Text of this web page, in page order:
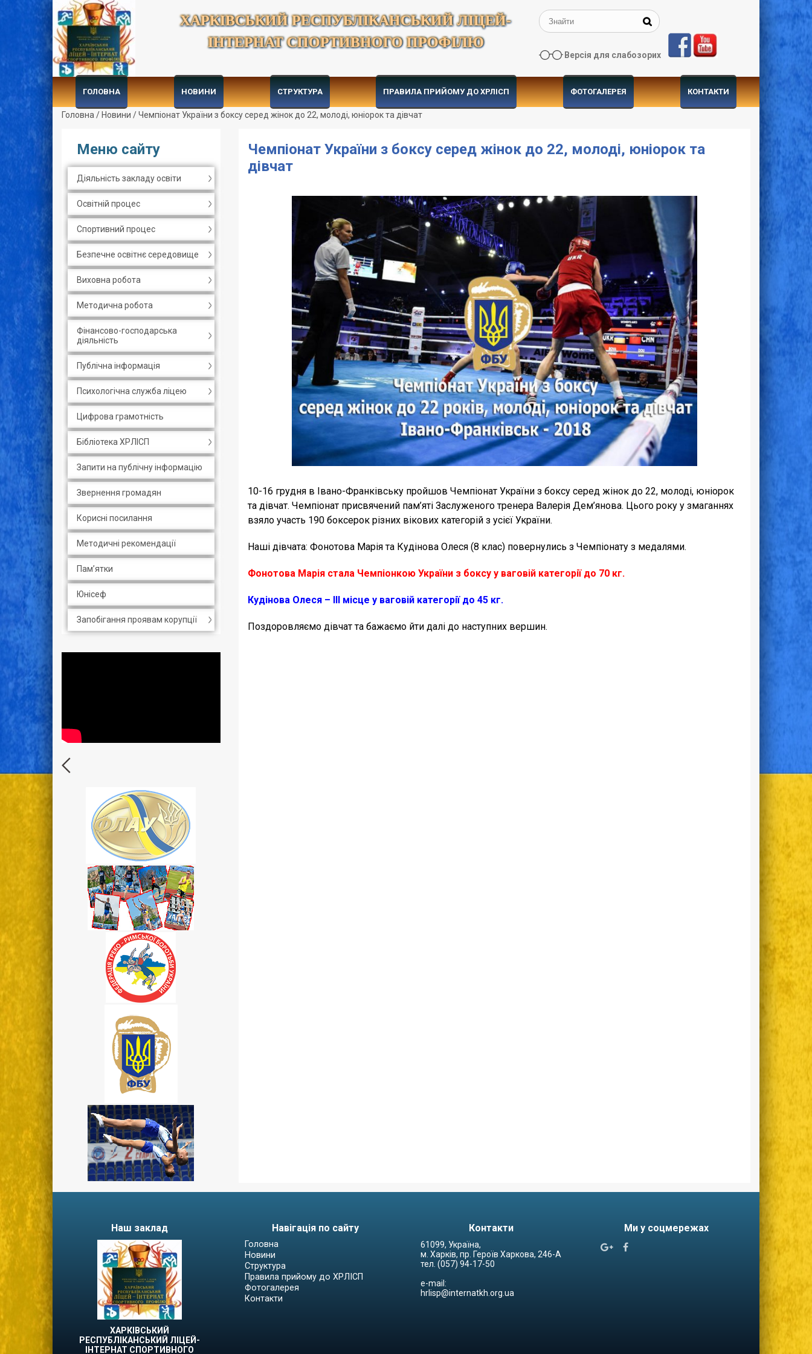
ХАРКІВСЬКИЙ РЕСПУБЛІКАНСЬКИЙ ЛІЦЕЙ-
ІНТЕРНАТ СПОРТИВНОГО ПРОФІЛЮ
Версія для слабозорих
ГОЛОВНА НОВИНИ СТРУКТУРА ПРАВИЛА ПРИЙОМУ ДО ХРЛІСП ФОТОГАЛЕРЕЯ КОНТАКТИ
Головна / Новини /Чемпіонат України з боксу серед жінок до 22, молоді, юніорок та дівчат
Меню сайту
Діяльність закладу освіти
Освітній процес
Спортивний процес
Безпечне освітнє середовище
Виховна робота
Методична робота
Фінансово-господарська
діяльність
Публічна інформація
Психологічна служба ліцею
Цифрова грамотність
Бібліотека ХРЛІСП
Запити на публічну інформацію
Звернення громадян
Корисні посилання
Методичні рекомендації
Пам’ятки
Юнісеф
Запобігання проявам корупції
Чемпіонат України з боксу серед жінок до 22, молоді, юніорок та
дівчат
10-16 грудня в Івано-Франківську пройшов Чемпіонат України з боксу серед жінок до 22, молоді, юніорок
та дівчат. Чемпіонат присвячений пам’яті Заслуженого тренера Валерія Дем’янова. Цього року у змаганнях
взяло участь 190 боксерок різних вікових категорій з усієї України.
Наші дівчата: Фонотова Марія та Кудінова Олеся (8 клас) повернулись з Чемпіонату з медалями.
Фонотова Марія стала Чемпіонкою України з боксу у ваговій категорії до 70 кг.
Кудінова Олеся – ІІІ місце у ваговій категорії до 45 кг.
Поздоровляємо дівчат та бажаємо йти далі до наступних вершин.
Наш заклад
ХАРКІВСЬКИЙ
РЕСПУБЛІКАНСЬКИЙ ЛІЦЕЙ-
ІНТЕРНАТ СПОРТИВНОГО
Навігація по сайту
Головна
Новини
Структура
Правила прийому до ХРЛІСП
Фотогалерея
Контакти
Контакти
61099, Україна,
м. Харків, пр. Героїв Харкова, 246-А
тел. (057) 94-17-50
e-mail:
hrlisp@internatkh.org.ua
Ми у соцмережах
 